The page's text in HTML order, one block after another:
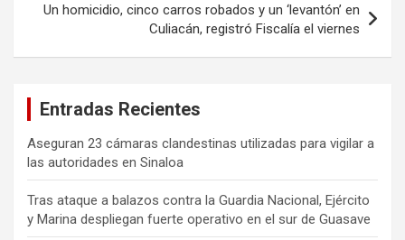
Un homicidio, cinco carros robados y un ‘levantón’ en
Culiacán, registró Fiscalía el viernes
Entradas Recientes
Aseguran 23 cámaras clandestinas utilizadas para vigilar a
las autoridades en Sinaloa
Tras ataque a balazos contra la Guardia Nacional, Ejército
y Marina despliegan fuerte operativo en el sur de Guasave